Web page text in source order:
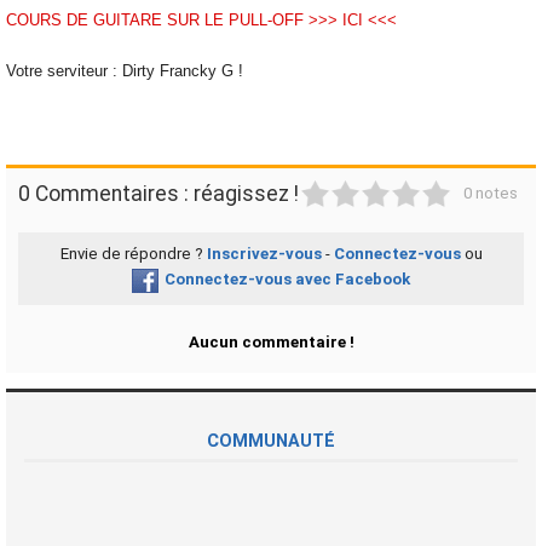
COURS DE GUITARE SUR LE PULL-OFF >>> ICI <<<
Votre serviteur : Dirty Francky G !
0 Commentaires : réagissez ! 0 notes
Envie de répondre ? Inscrivez-vous- Connectez-vousou
Connectez-vous avec Facebook
Aucun commentaire !
COMMUNAUTÉ